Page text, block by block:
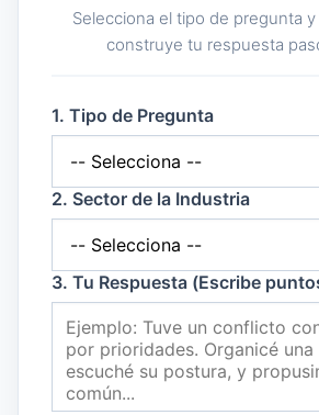
Selecciona el tipo de pregunta
construye tu respuesta
1. Tipo de Pregunta
2. Sector de la Industria
3. Tu Respuesta (Escribe